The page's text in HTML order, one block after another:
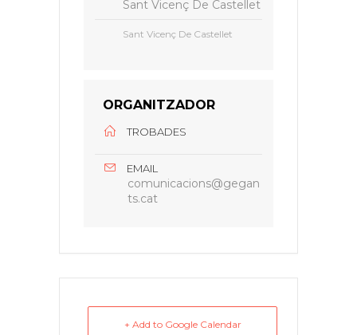
Sant Vicenç De Castellet
Sant Vicenç De Castellet
ORGANITZADOR
TROBADES
EMAIL
comunicacions@gegan
ts.cat
+ Add to Google Calendar